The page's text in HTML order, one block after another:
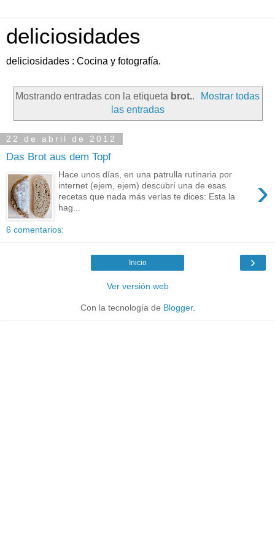
deliciosidades
deliciosidades : Cocina y fotografía.
Mostrando entradas con la etiqueta brot..
Mostrar todas
las entradas
22 de abril de 2012
Das Brot aus dem Topf
›
Hace unos días, en una patrulla rutinaria por
internet (ejem, ejem) descubrí una de esas
recetas que nada más verlas te dices: Esta la
hag...
6 comentarios:
›
Inicio
Ver versión web
Con la tecnología de Blogger.